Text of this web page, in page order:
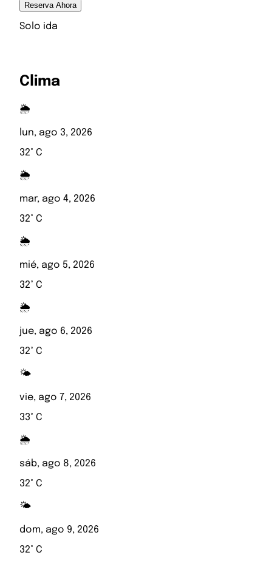
Reserva Ahora
Solo ida
Clima
🌦️
lun, ago 3, 2026
32° C
🌦️
mar, ago 4, 2026
32° C
🌦️
mié, ago 5, 2026
32° C
🌦️
jue, ago 6, 2026
32° C
🌤️
vie, ago 7, 2026
33° C
🌦️
sáb, ago 8, 2026
32° C
🌤️
dom, ago 9, 2026
32° C